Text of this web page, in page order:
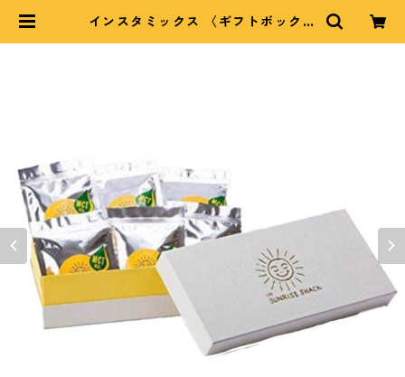
インスタミックス 〈ギフトボックス